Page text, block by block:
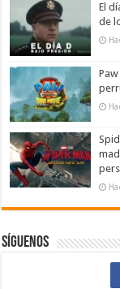
El
de
Síguenos